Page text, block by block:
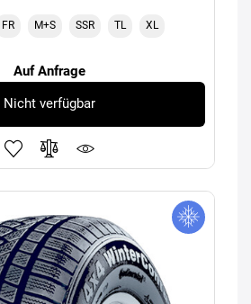
FR M+S SSR TL XL
Auf Anfrage
Nicht verfügbar